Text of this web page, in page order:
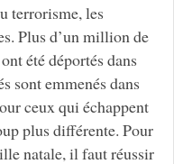
terrorisme, les
Plus d’un million de
été déportés dans
sont emmenés dans
ceux qui échappent
plus différente. Pour
natale, il faut réussir